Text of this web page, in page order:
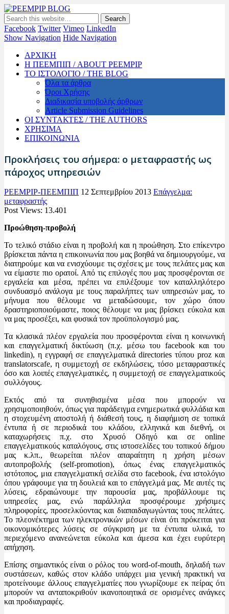
The official blog of PEEMPIP
Facebook Twitter Vimeo LinkedIn
Show Navigation Hide Navigation
ΑΡΧΙΚΗ
Η ΠΕΕΜΠΙΠ / ABOUT PEEMPIP
ΤΟ ΙΣΤΟΛΟΓΙΟ / THE BLOG
Όλα τα άρθρα
Όροι Χρήσης
Διαδικασία υποβολής άρθρων
Article Submission Guidelines
ΟΙ ΣΥΝΤΑΚΤΕΣ / THE AUTHORS
ΧΡΗΣΙΜΑ
ΕΠΙΚΟΙΝΩΝΙΑ
Προκλήσεις του σήμερα: ο μεταφραστής ως
πάροχος υπηρεσιών
PEEMPIP-ΠΕΕΜΠΙΠ 12 Σεπτεμβρίου 2013 Επάγγελμα:
μεταφραστής
Post Views: 13.401
Προώθηση-προβολή
Το τελικό στάδιο είναι η προβολή και η προώθηση. Στο επίκεντρο
βρίσκεται πάντα η επικοινωνία που μας βοηθά να δημιουργούμε, να
διατηρούμε και να ενισχύουμε τις σχέσεις με τους πελάτες μας και
να είμαστε πιο ορατοί. Από τις επιλογές που μας προσφέρονται σε
εργαλεία και μέσα, πρέπει να επιλέξουμε τον καταλληλότερο
συνδυασμό ανάλογα με τους παραλήπτες των υπηρεσιών μας, το
μήνυμα που θέλουμε να μεταδώσουμε, τον χώρο όπου
δραστηριοποιούμαστε, ποιος θέλουμε να μας βρίσκει εύκολα και
να μας προσέξει, και φυσικά τον προϋπολογισμό μας.
Τα κλασικά πλέον εργαλεία που προσφέρονται είναι η κοινωνική
και επαγγελματική δικτύωση (π.χ. μέσω του facebook και του
linkedin), η εγγραφή σε επαγγελματικά directories τύπου proz και
translatorscafe, η συμμετοχή σε εκδηλώσεις, τόσο μεταφραστικές
όσο και λοιπές επαγγελματικές, η συμμετοχή σε επαγγελματικούς
συλλόγους.
Εκτός από τα συνηθισμένα μέσα που μπορούν να
χρησιμοποιηθούν, όπως για παράδειγμα ενημερωτικά φυλλάδια και
η στοχευμένη αποστολή ή διάθεσή τους, η διαφήμιση σε τοπικά
έντυπα ή σε περιοδικά του κλάδου, ελληνικά και διεθνή, οι
καταχωρήσεις π.χ. στο Χρυσό Οδηγό και σε online
επαγγελματικούς καταλόγους, στις ιστοσελίδες του τοπικού δήμου
μας κ.λπ., θεωρείται πλέον απαραίτητη η χρήση μέσων
αυτοπροβολής (self-promotion), όπως ένας επαγγελματικός
ιστότοπος, μια επαγγελματική σελίδα στο facebook, ένα ιστολόγιο
όπου γράφουμε για τη δουλειά και το επάγγελμά μας. Με αυτές τις
λύσεις, εδραιώνουμε την παρουσία μας, προβάλλουμε τις
υπηρεσίες μας, ενώ παράλληλα προσφέρουμε χρήσιμες
πληροφορίες, προσελκύοντας και διαπαιδαγωγώντας τους πελάτες.
Το πλεονέκτημα των ηλεκτρονικών μέσων είναι ότι πρόκειται για
οικονομικότερες λύσεις σε σύγκριση με τα έντυπα υλικά, το
περιεχόμενο ανανεώνεται εύκολα και άμεσα και έχει ευρύτερη
απήχηση.
Επίσης σημαντικός είναι ο ρόλος του word-of-mouth, δηλαδή των
συστάσεων, καθώς στον κλάδο υπάρχει μια γενική πρακτική να
προτείνουμε άλλους επαγγελματίες που γνωρίζουμε εκ πείρας ότι
μπορούν να ανταποκριθούν ικανοποιητικά σε ορισμένες ανάγκες
και προδιαγραφές.